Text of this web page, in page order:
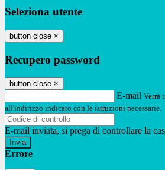
Seleziona utente
button close ×
Recupero password
button close ×
E-mail Verrà
all'indirizzo indicato con le istruzioni necessarie.
E-mail inviata, si prega di controllare la
Errore